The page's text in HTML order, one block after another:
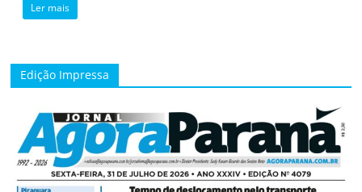
Ler mais
Edição Impressa